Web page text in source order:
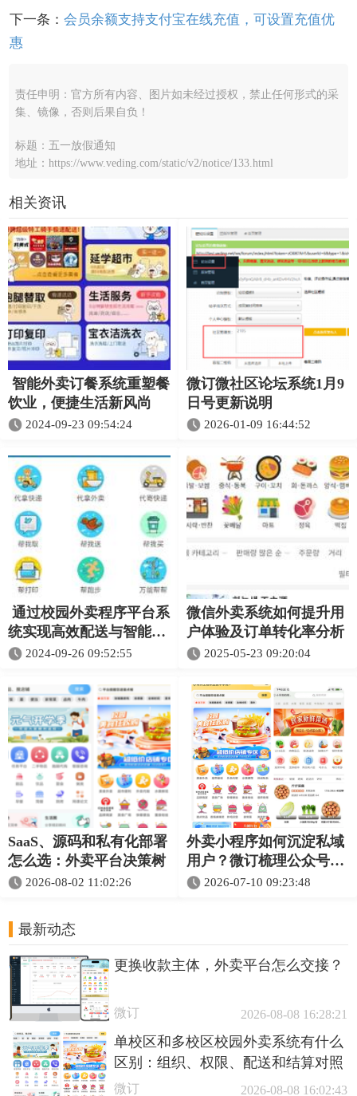
下一条： 会员余额支持支付宝在线充值，可设置充值优
惠
责任申明：官方所有内容、图片如未经过授权，禁止任何形式的采
集、镜像，否则后果自负！
标题：五一放假通知
地址：https://www.veding.com/static/v2/notice/133.html
相关资讯
智能外卖订餐系统重塑餐
饮业，便捷生活新风尚
2024-09-23 09:54:24
微订微社区论坛系统1月9
日号更新说明
2026-01-09 16:44:52
通过校园外卖程序平台系
统实现高效配送与智能管
理 2024-09-26 09:52:55
微信外卖系统如何提升用
户体验及订单转化率分析
2025-05-23 09:20:04
SaaS、源码和私有化部署
怎么选：外卖平台决策树
2026-08-02 11:02:26
外卖小程序如何沉淀私域
用户？微订梳理公众号、
小程序与会员运营联动
2026-07-10 09:23:48
最新动态
更换收款主体，外卖平台怎么交接？
微订 2026-08-08 16:28:21
单校区和多校区校园外卖系统有什么
区别：组织、权限、配送和结算对照
微订 2026-08-08 16:02:43